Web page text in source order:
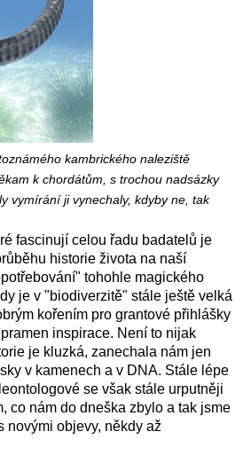
kambrického naleziště
k chordátům, s trochou nadsázky
vymírání ji vynechaly, kdyby ne, tak
fascinují celou řadu badatelů je
historie života na naší
tohohle magického
je v "biodiverzitě" stále ještě velká
kořením pro grantové přihlášky
inspirace. Není to nijak
je kluzká, zanechala nám jen
v kamenech a v DNA. Stále lépe
se však stále urputněji
co nám do dneška zbylo a tak jsme
novými objevy, někdy až